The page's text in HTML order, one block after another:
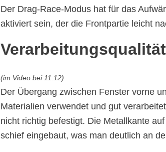
Der Drag-Race-Modus hat für das
aktiviert sein, der die Frontpartie leicht
Verarbeitungsqualität
(im Video bei 11:12)
Der Übergang zwischen Fenster vorne
Materialien verwendet und gut
nicht richtig befestigt. Die Metallkante
schief eingebaut, was man deutlich an